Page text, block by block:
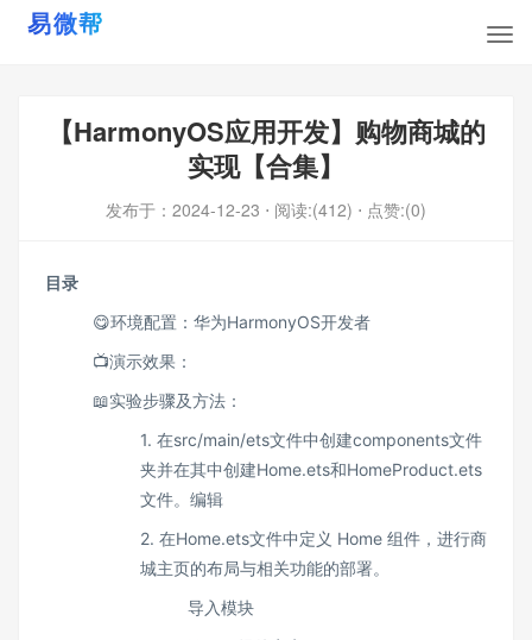
【HarmonyOS应用开发】购物商城的
实现【合集】
发布于： 2024-12-23 ⋅ 阅读:(412) ⋅ 点赞:(0)
目录
😋环境配置：华为HarmonyOS开发者
📺演示效果：
📖实验步骤及方法：
1. 在src/main/ets文件中创建components文件
夹并在其中创建Home.ets和HomeProduct.ets
文件。​编辑
2. 在Home.ets文件中定义 Home 组件，进行商
城主页的布局与相关功能的部署。
导入模块